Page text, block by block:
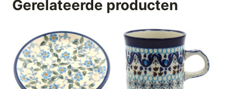
Gerelateerde producten